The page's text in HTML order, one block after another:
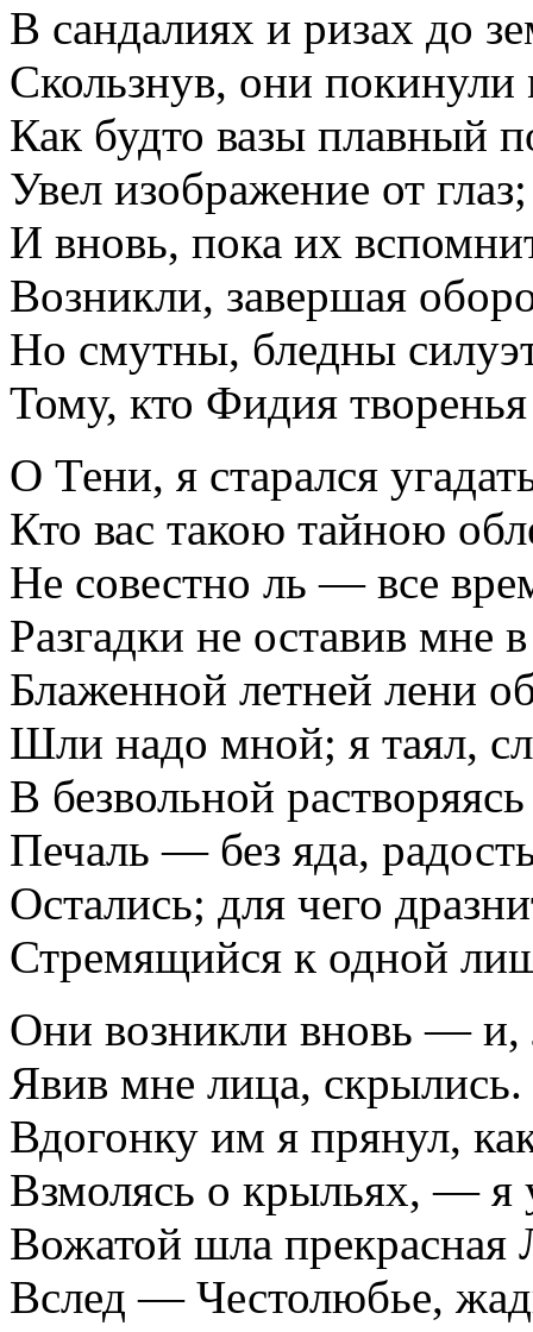
В сандалиях и ризах до
Скользнув, они покинули
Как будто вазы плавный
Увел изображение от глаз;
И вновь, пока их
Возникли, завершая
Но смутны, бледны
Тому, кто Фидия творенья
О Тени, я старался
Кто вас такою тайною
Не совестно ль — все
Разгадки не оставив мне в
Блаженной летней лени
Шли надо мной; я таял,
В безвольной
Печаль — без яда,
Остались; для чего
Стремящийся к одной
Они возникли вновь —
Явив мне лица,
Вдогонку им я прянул,
Взмолясь о крыльях, — я
Вожатой шла прекрасная
Вслед — Честолюбье,